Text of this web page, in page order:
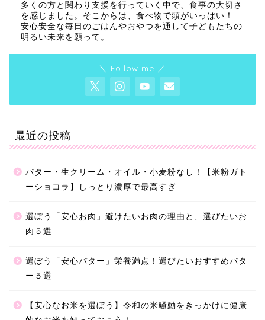
多くの方と関わり支援を行っていく中で、食事の大切さ
を感じました。そこからは、食べ物で頭がいっぱい！
安心安全な毎日のごはんやおやつを通して子どもたちの
明るい未来を願って。
＼ Follow me ／
最近の投稿
バター・生クリーム・オイル・小麦粉なし！【米粉ガト
ーショコラ】しっとり濃厚で最高すぎ
選ぼう「安心お肉」避けたいお肉の理由と、選びたいお
肉５選
選ぼう「安心バター」栄養満点！選びたいおすすめバタ
ー５選
【安心なお米を選ぼう】令和の米騒動をきっかけに健康